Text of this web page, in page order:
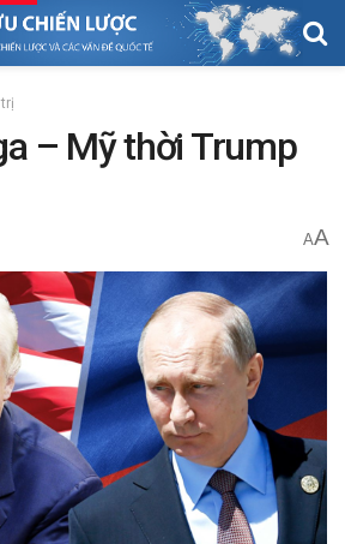
– Mỹ thời Trump
AA